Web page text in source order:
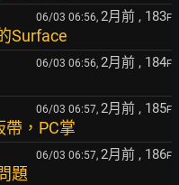
06/03 06:56, 2月前 , 183F
Surface
06/03 06:56, 2月前 , 184F
06/03 06:57, 2月前 , 185F
帶，PC掌
06/03 06:57, 2月前 , 186F
題